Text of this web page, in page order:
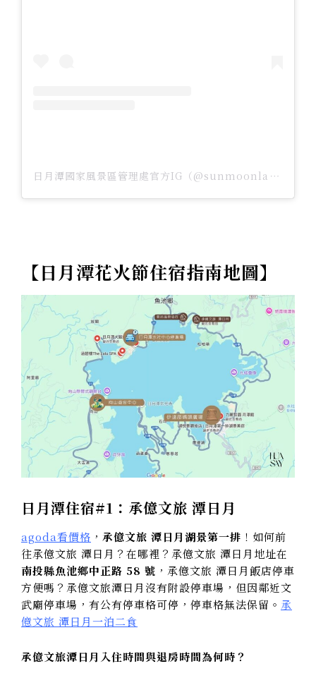
日月潭國家風景區管理處官方IG（@sunmoonlaketw）分享的貼文
【日月潭花火節住宿指南地圖】
日月潭住宿#1：承億文旅 潭日月
agoda看價格 ， 承億文旅 潭日月湖景第一排 ！如何前
往承億文旅 潭日月？在哪裡？承億文旅 潭日月地址在
南投縣魚池鄉中正路 58 號 ，承億文旅 潭日月飯店停車
方便嗎？承億文旅潭日月沒有附設停車場，但因鄰近文
武廟停車場，有公有停車格可停，停車格無法保留。 承
億文旅 潭日月一泊二食
承億文旅潭日月入住時間與退房時間為何時？